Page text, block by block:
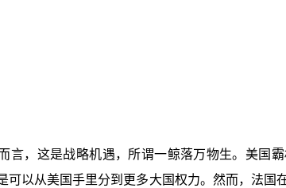
，这是战略机遇，所谓一鲸落万物生。美国
以从美国手里分到更多大国权力。然而，法国